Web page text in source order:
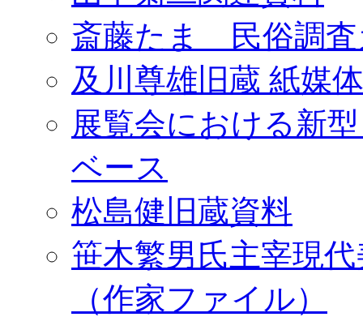
斎藤たま 民俗調査
及川尊雄旧蔵 紙媒
展覧会における新
ベース
松島健旧蔵資料
笹木繁男氏主宰現
（作家ファイル）